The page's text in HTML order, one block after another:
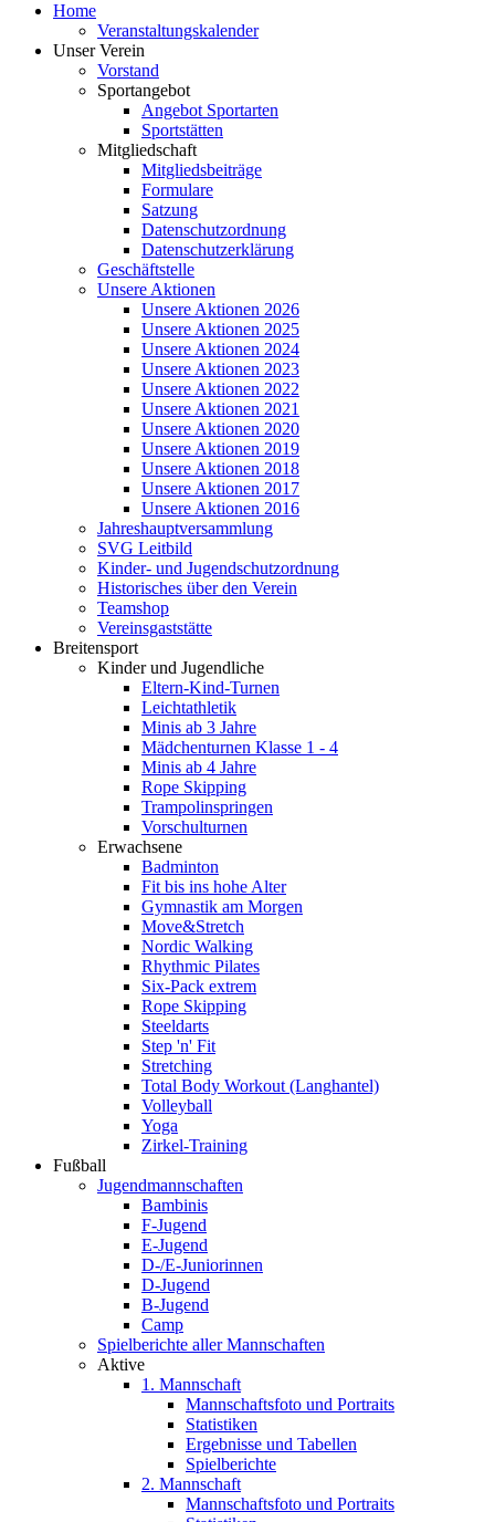
Home
Veranstaltungskalender
Unser Verein
Vorstand
Sportangebot
Angebot Sportarten
Sportstätten
Mitgliedschaft
Mitgliedsbeiträge
Formulare
Satzung
Datenschutzordnung
Datenschutzerklärung
Geschäftstelle
Unsere Aktionen
Unsere Aktionen 2026
Unsere Aktionen 2025
Unsere Aktionen 2024
Unsere Aktionen 2023
Unsere Aktionen 2022
Unsere Aktionen 2021
Unsere Aktionen 2020
Unsere Aktionen 2019
Unsere Aktionen 2018
Unsere Aktionen 2017
Unsere Aktionen 2016
Jahreshauptversammlung
SVG Leitbild
Kinder- und Jugendschutzordnung
Historisches über den Verein
Teamshop
Vereinsgaststätte
Breitensport
Kinder und Jugendliche
Eltern-Kind-Turnen
Leichtathletik
Minis ab 3 Jahre
Mädchenturnen Klasse 1 - 4
Minis ab 4 Jahre
Rope Skipping
Trampolinspringen
Vorschulturnen
Erwachsene
Badminton
Fit bis ins hohe Alter
Gymnastik am Morgen
Move&Stretch
Nordic Walking
Rhythmic Pilates
Six-Pack extrem
Rope Skipping
Steeldarts
Step 'n' Fit
Stretching
Total Body Workout (Langhantel)
Volleyball
Yoga
Zirkel-Training
Fußball
Jugendmannschaften
Bambinis
F-Jugend
E-Jugend
D-/E-Juniorinnen
D-Jugend
B-Jugend
Camp
Spielberichte aller Mannschaften
Aktive
1. Mannschaft
Mannschaftsfoto und Portraits
Statistiken
Ergebnisse und Tabellen
Spielberichte
2. Mannschaft
Mannschaftsfoto und Portraits